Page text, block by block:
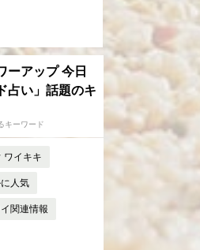
ーアップ 今日
占い」話題のキ
キーワード
ワイキキ
人気
関連情報